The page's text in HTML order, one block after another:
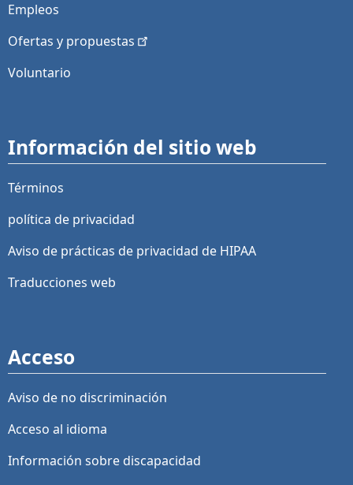
Empleos
Ofertas y propuestas
Voluntario
Información del sitio web
Términos
política de privacidad
Aviso de prácticas de privacidad de HIPAA
Traducciones web
Acceso
Aviso de no discriminación
Acceso al idioma
Información sobre discapacidad